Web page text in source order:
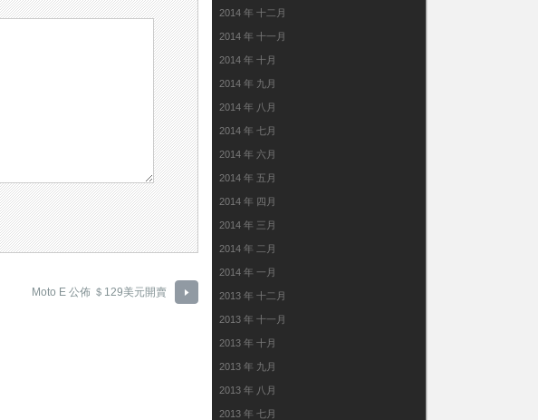
Moto E 公佈 ＄129美元開賣
2014 年 十二月
2014 年 十一月
2014 年 十月
2014 年 九月
2014 年 八月
2014 年 七月
2014 年 六月
2014 年 五月
2014 年 四月
2014 年 三月
2014 年 二月
2014 年 一月
2013 年 十二月
2013 年 十一月
2013 年 十月
2013 年 九月
2013 年 八月
2013 年 七月